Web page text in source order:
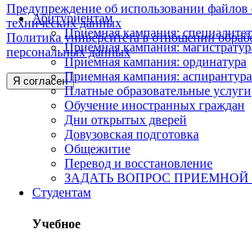
Абитуриентам
Приемная кампания: специалитет
Приемная кампания:
Приемная кампания: ординатура
Приемная кампания: аспирантура
Платные образовательные услуги
Обучение иностранных граждан
Дни открытых дверей
Довузовская подготовка
Общежитие
Перевод и восстановление
ЗАДАТЬ ВОПРОС
Студентам
Учебное
Предупреждение об использовании файлов
технических данных
Политика университета в отношении
персональных данных
Я согласен